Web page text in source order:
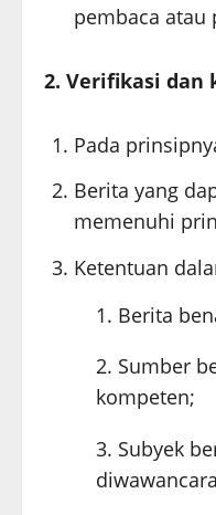
pembaca atau
2. Verifikasi dan
Pada
Berita yang
memenuhi
Ketentuan
Berita
Sumber
kompeten;
Subyek